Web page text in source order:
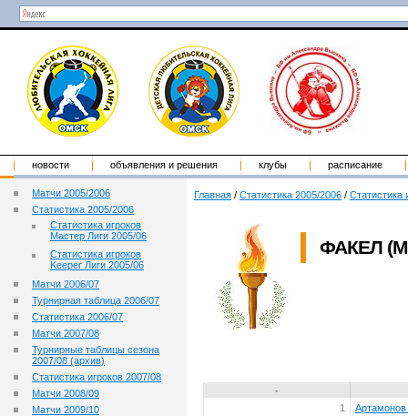
новости объявления и решения клубы расписание
Матчи 2005/2006
Статистика 2005/2006
Статистика игроков
Мастер Лиги 2005/06
Статистика игроков
Keeper Лиги 2005/06
Матчи 2006/07
Турнирная таблица 2006/07
Статистика 2006/07
Матчи 2007/08
Турнирные таблицы сезона
2007/08 (архив)
Статистика игроков 2007/08
Матчи 2008/09
Матчи 2009/10
Главная / Статистика 2005/2006 / Статистика
ФАКЕЛ
-
1